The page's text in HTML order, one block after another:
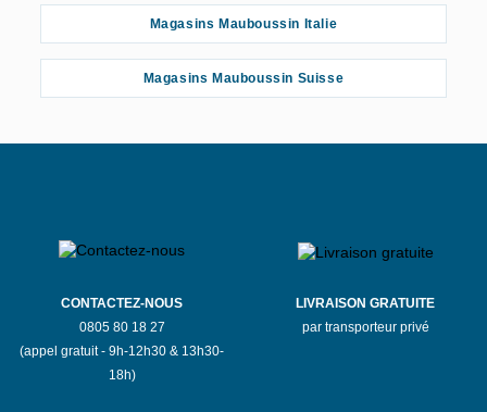
Magasins Mauboussin Italie
Magasins Mauboussin Suisse
CONTACTEZ-NOUS
0805 80 18 27
(appel gratuit - 9h-12h30 & 13h30-
18h)
LIVRAISON GRATUITE
par transporteur privé